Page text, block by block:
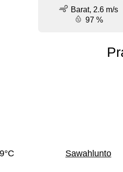
Barat, 2.6 m/s
97 %
Sawahlunto